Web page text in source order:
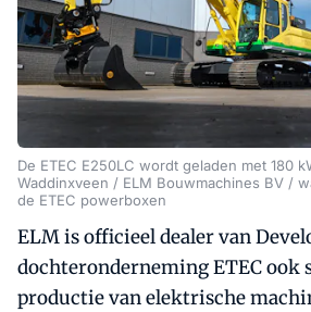
De ETEC E250LC wordt geladen met 180
Waddinxveen / ELM Bouwmachines BV /
de ETEC powerboxen
ELM is officieel dealer van
dochteronderneming ETEC ook
productie van elektrische